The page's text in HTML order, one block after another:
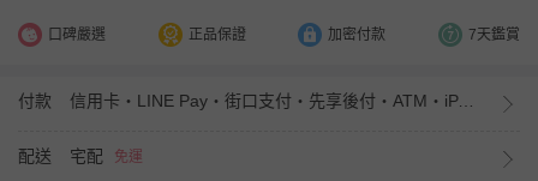
口碑嚴選 正品保證 加密付款 7天鑑賞
付款 信用卡・LINE Pay・街口支付・先享後付・ATM・iPASS MONEY
配送 宅配 免運